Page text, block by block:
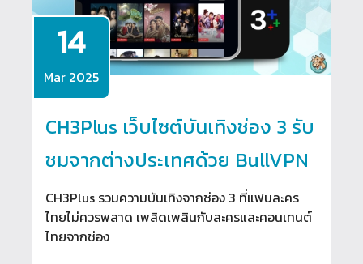
14
Mar 2025
CH3Plus เว็บไซต์บันเทิงช่อง 3 รับ
ชมจากต่างประเทศด้วย BullVPN
CH3Plus รวมความบันเทิงจากช่อง 3 ที่แฟนละคร
ไทยไม่ควรพลาด เพลิดเพลินกับละครและคอนเทนต์
ไทยจากช่อง